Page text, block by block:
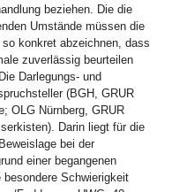
beziehen. Die die
Umstände müssen die
konkret abzeichnen, dass
zuverlässig beurteilen
Darlegungs- und
(BGH, GRUR
OLG Nürnberg, GRUR
Darin liegt für die
bei der
einer begangenen
Schwierigkeit